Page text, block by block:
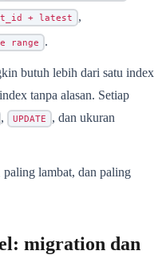
+ latest
,
range .
butuh lebih dari satu index
tanpa alasan. Setiap
, UPDATE
, dan ukuran
lambat, dan paling
migration dan